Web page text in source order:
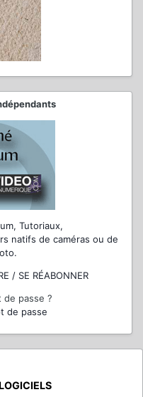
Tutoriaux,
natifs de caméras ou de
/ SE RÉABONNER
de passe ?
de passe